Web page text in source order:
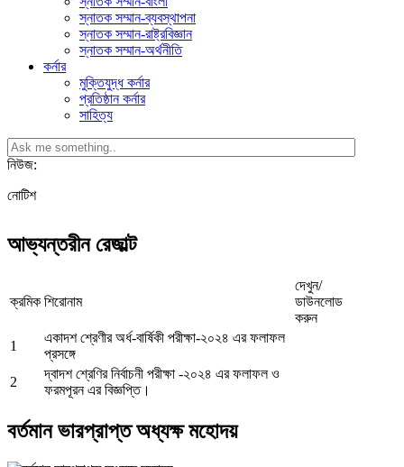
স্নাতক সম্মান-ব্যবস্থাপনা
স্নাতক সম্মান-রাষ্ট্রবিজ্ঞান
স্নাতক সম্মান-অর্থনীতি
কর্নার
মুক্তিযুদ্ধ কর্নার
প্রতিষ্ঠান কর্নার
সাহিত্য
নিউজ:
নোটিশ
আভ্যন্তরীন রেজাল্ট
ক্রমিক শিরোনাম
দেখুন/
ডাউনলোড
করুন
1
একাদশ শ্রেণীর অর্ধ-বার্ষিকী পরীক্ষা-২০২৪ এর ফলাফল
প্রসঙ্গে
2
দ্বাদশ শ্রেণির নির্বাচনী পরীক্ষা -২০২৪ এর ফলাফল ও
ফরমপূরন এর বিজ্ঞপ্তি।
বর্তমান ভারপ্রাপ্ত অধ্যক্ষ মহোদয়